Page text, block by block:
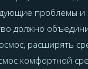
проблемы и
должно
расширять
комфортной